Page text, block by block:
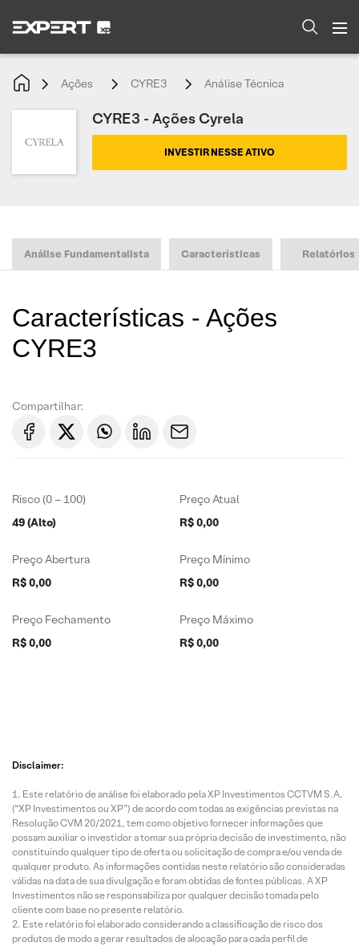
Ações CYRE3 Análise Técnica
CYRE3 - Ações Cyrela
INVESTIR NESSE ATIVO
Análise Fundamentalista Características Relatórios
Características - Ações
CYRE3
Compartilhar:
Risco (0 – 100)
49 (Alto)
Preço Atual
R$ 0,00
Preço Abertura
R$ 0,00
Preço Mínimo
R$ 0,00
Preço Fechamento
R$ 0,00
Preço Máximo
R$ 0,00
Disclaimer:
Este relatório de análise foi elaborado pela XP Investimentos CCTVM S.A.
(“XP Investimentos ou XP”) de acordo com todas as exigências previstas na
Resolução CVM 20/2021, tem como objetivo fornecer informações que
possam auxiliar o investidor a tomar sua própria decisão de investimento, não
constituindo qualquer tipo de oferta ou solicitação de compra e/ou venda de
qualquer produto. As informações contidas neste relatório são consideradas
válidas na data de sua divulgação e foram obtidas de fontes públicas. A XP
Investimentos não se responsabiliza por qualquer decisão tomada pelo
cliente com base no presente relatório.
Este relatório foi elaborado considerando a classificação de risco dos
produtos de modo a gerar resultados de alocação para cada perfil de